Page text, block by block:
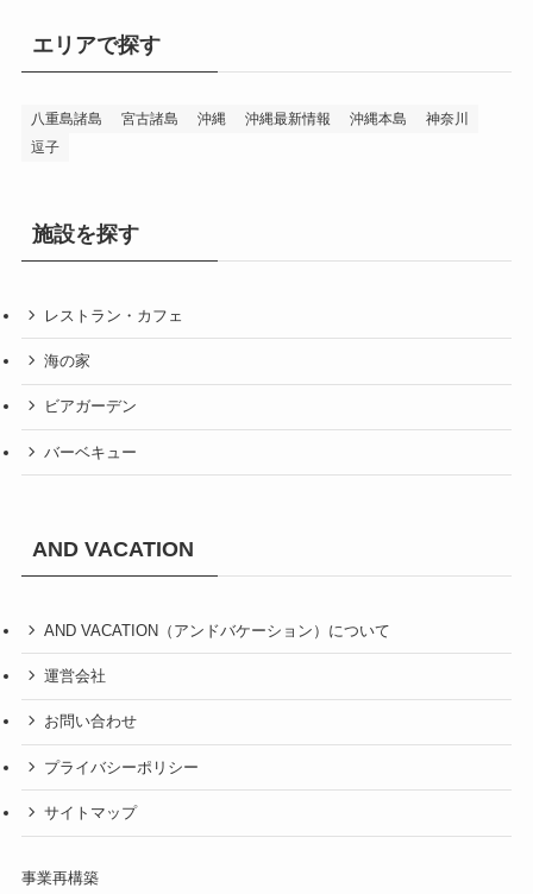
エリアで探す
八重島諸島 宮古諸島 沖縄 沖縄最新情報 沖縄本島
神奈川
逗子
施設を探す
レストラン・カフェ
海の家
ビアガーデン
バーベキュー
AND VACATION
AND VACATION（アンドバケーション）について
運営会社
お問い合わせ
プライバシーポリシー
サイトマップ
事業再構築